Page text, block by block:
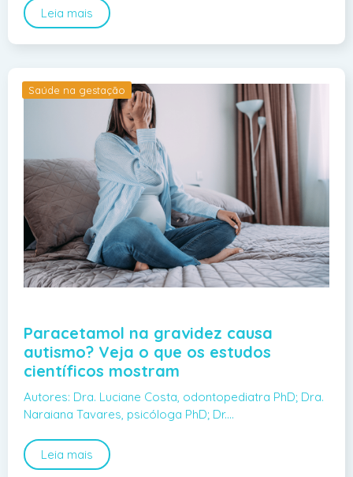
Leia mais
Saúde na gestação
Paracetamol na gravidez causa
autismo? Veja o que os estudos
científicos mostram
Autores: Dra. Luciane Costa, odontopediatra PhD; Dra.
Naraiana Tavares, psicóloga PhD; Dr.…
Leia mais